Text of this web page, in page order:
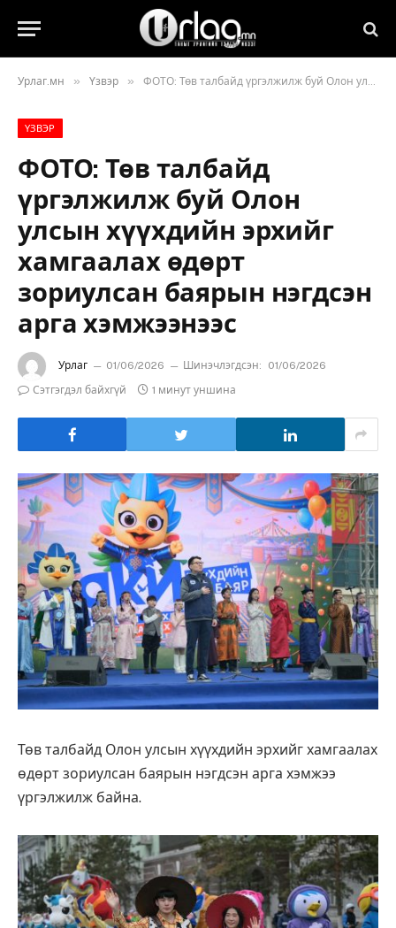
Урлаг.мн » Үзвэр » ФОТО: Төв талбайд үргэлжилж буй Олон улсын хүүхдийн эрхийг хамгаалах өдөрт зориулсан баярын нэгдсэн арга хэмжээнээс
ҮЗВЭР
ФОТО: Төв талбайд
үргэлжилж буй Олон
улсын хүүхдийн эрхийг
хамгаалах өдөрт
зориулсан баярын нэгдсэн
арга хэмжээнээс
Урлаг 01/06/2026 Шинэчлэгдсэн:
01/06/2026
Сэтгэгдэл байхгүй
1 минут уншина
Төв талбайд Олон улсын хүүхдийн эрхийг хамгаалах
өдөрт зориулсан баярын нэгдсэн арга хэмжээ
үргэлжилж байна.